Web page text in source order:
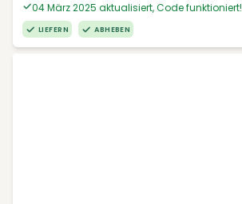
04 März 2025 aktualisiert, Code funktioniert!
LIEFERN ABHEBEN